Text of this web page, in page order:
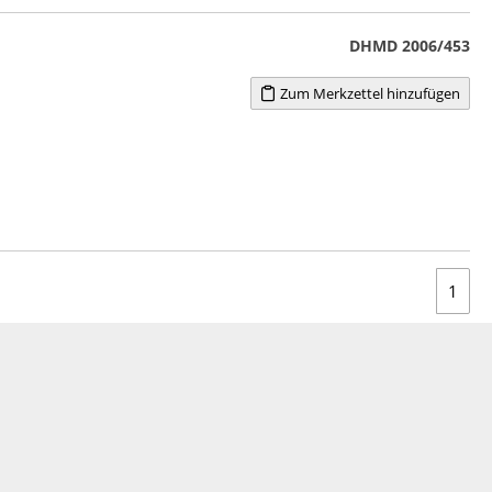
DHMD 2006/453
Zum Merkzettel hinzufügen
1